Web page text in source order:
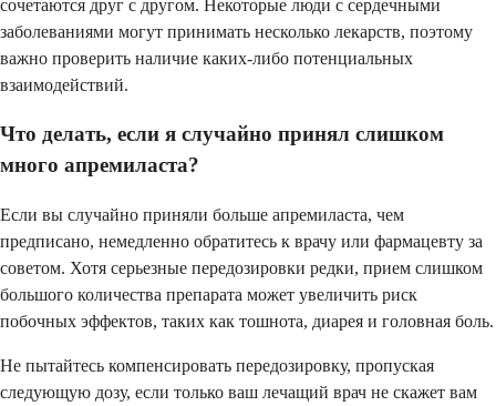
сочетаются друг с другом. Некоторые люди с сердечными
заболеваниями могут принимать несколько лекарств, поэтому
важно проверить наличие каких-либо потенциальных
взаимодействий.
Что делать, если я случайно принял слишком
много апремиласта?
Если вы случайно приняли больше апремиласта, чем
предписано, немедленно обратитесь к врачу или фармацевту за
советом. Хотя серьезные передозировки редки, прием слишком
большого количества препарата может увеличить риск
побочных эффектов, таких как тошнота, диарея и головная боль.
Не пытайтесь компенсировать передозировку, пропуская
следующую дозу, если только ваш лечащий врач не скажет вам